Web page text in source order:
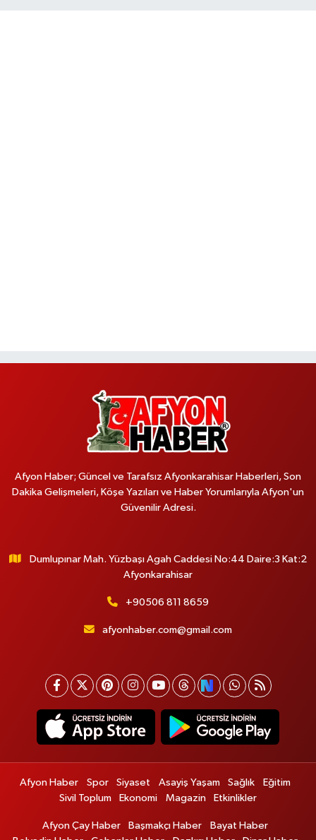
Afyon Haber; Güncel ve Tarafsız Afyonkarahisar Haberleri, Son
Dakika Gelişmeleri, Köşe Yazıları ve Haber Yorumlarıyla Afyon'un
Güvenilir Adresi.
Dumlupınar Mah. Yüzbaşı Agah Caddesi No:44 Daire:3 Kat:2
Afyonkarahisar
+90506 811 8659
afyonhaber.com@gmail.com
Afyon Haber Spor Siyaset Asayiş Yaşam Sağlık
Eğitim
Sivil Toplum
Ekonomi Magazin Etkinlikler
Afyon Çay Haber Başmakçı Haber
Bayat Haber